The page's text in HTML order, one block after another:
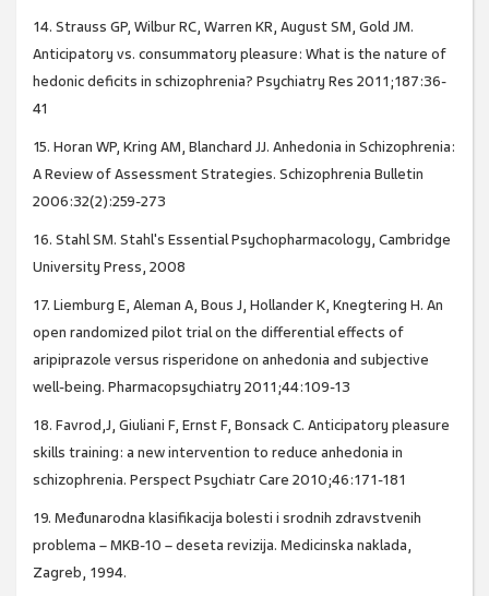
14. Strauss GP, Wilbur RC, Warren KR, August SM, Gold JM.
Anticipatory vs. consummatory pleasure: What is the nature of
hedonic deficits in schizophrenia? Psychiatry Res 2011;187:36-
41
15. Horan WP, Kring AM, Blanchard JJ. Anhedonia in Schizophrenia:
A Review of Assessment Strategies. Schizophrenia Bulletin
2006:32(2):259-273
16. Stahl SM. Stahl's Essential Psychopharmacology, Cambridge
University Press, 2008
17. Liemburg E, Aleman A, Bous J, Hollander K, Knegtering H. An
open randomized pilot trial on the differential effects of
aripiprazole versus risperidone on anhedonia and subjective
well-being. Pharmacopsychiatry 2011;44:109-13
18. Favrod,J, Giuliani F, Ernst F, Bonsack C. Anticipatory pleasure
skills training: a new intervention to reduce anhedonia in
schizophrenia. Perspect Psychiatr Care 2010;46:171-181
19. Međunarodna klasifikacija bolesti i srodnih zdravstvenih
problema – MKB-10 – deseta revizija. Medicinska naklada,
Zagreb, 1994.